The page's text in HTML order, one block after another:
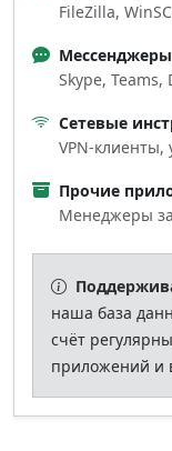
FileZilla,
Мессенджеры
Skype, Teams,
Сетевые
Прочие
Менеджеры
наша база
счёт
приложений и